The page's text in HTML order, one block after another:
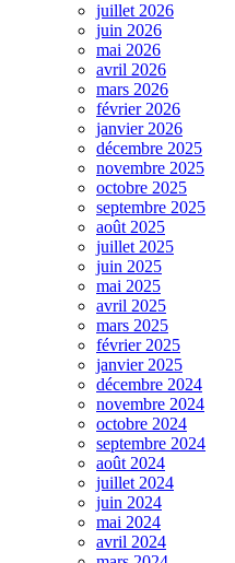
juillet 2026
juin 2026
mai 2026
avril 2026
mars 2026
février 2026
janvier 2026
décembre 2025
novembre 2025
octobre 2025
septembre 2025
août 2025
juillet 2025
juin 2025
mai 2025
avril 2025
mars 2025
février 2025
janvier 2025
décembre 2024
novembre 2024
octobre 2024
septembre 2024
août 2024
juillet 2024
juin 2024
mai 2024
avril 2024